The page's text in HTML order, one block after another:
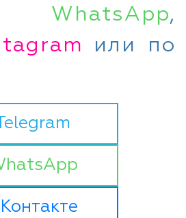
WhatsApp,
или по
Telegram